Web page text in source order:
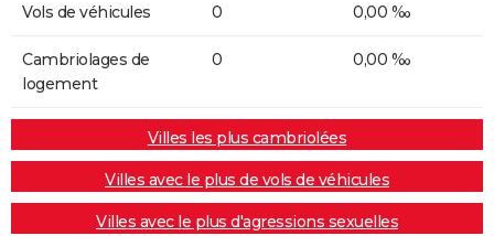
Vols de véhicules 0 0,00 ‰
Cambriolages de
logement
0 0,00 ‰
Villes les plus cambriolées
Villes avec le plus de vols de véhicules
Villes avec le plus d'agressions sexuelles